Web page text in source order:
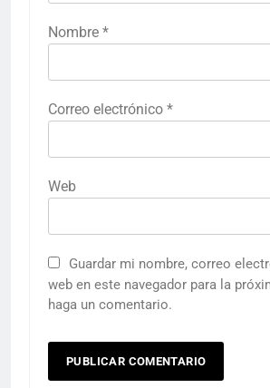
Nombre *
Correo electrónico *
Web
Guardar mi nombre, correo
web en este navegador para la
haga un comentario.